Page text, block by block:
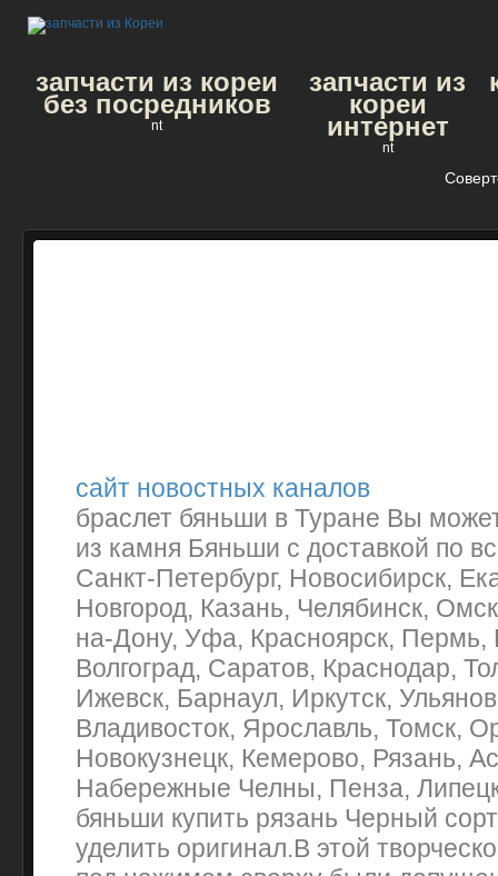
запчасти из кореи
без посредников
nt
запчасти из
кореи
интернет
nt
сайт новостных каналов
браслет бяньши в Туране Вы
из камня Бяньши с доставкой по
Санкт-Петербург, Новосибирск,
Новгород, Казань, Челябинск,
на-Дону, Уфа, Красноярск, Пермь,
Волгоград, Саратов, Краснодар,
Ижевск, Барнаул, Иркутск,
Владивосток, Ярославль, Томск,
Новокузнецк, Кемерово, Рязань,
Набережные Челны, Пенза,
бяньши купить рязань Черный
уделить оригинал.В этой